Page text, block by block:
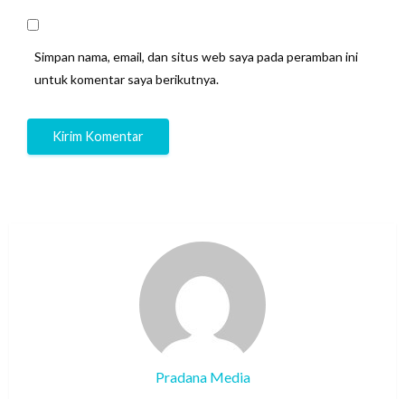
Simpan nama, email, dan situs web saya pada peramban ini
untuk komentar saya berikutnya.
Pradana Media